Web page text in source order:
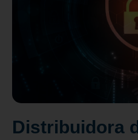
Distribuidora